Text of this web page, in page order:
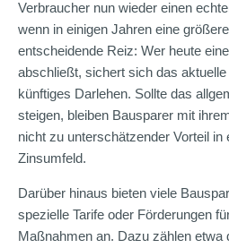
Verbraucher nun wieder einen
wenn in einigen Jahren eine
entscheidende Reiz: Wer heute
abschließt, sichert sich das
künftiges Darlehen. Sollte das
steigen, bleiben Bausparer mit
nicht zu unterschätzender Vorteil in
Zinsumfeld.
Darüber hinaus bieten viele
spezielle Tarife oder Förderungen
Maßnahmen an. Dazu zählen etwa